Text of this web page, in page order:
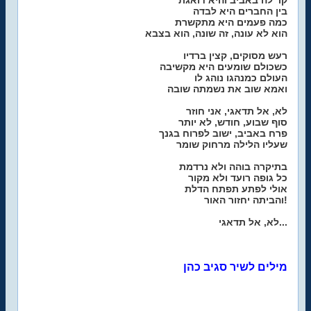
בין החברים היא לבדה
כמה פעמים היא מתקשרת
הוא לא עונה, זה שונה, הוא בצבא
רעש מסוקים, קצין ברדיו
כשכולם שומעים היא מקשיבה
העולם כמנהגו נוהג לו
ואמא שוב את נשמתה שובה
לא, אל תדאגי, אני חוזר
סוף שבוע, חודש, לא יותר
פרח באביב, ישוב לפרוח בגנך
שעליו הלילה מרחוק שומר
בתיקרה בוהה ולא נרדמת
כל גופה רועד ולא מקור
אולי לפתע תפתח הדלת
והביתה יחזור האור!
לא, אל תדאגי...
מילים לשיר סגיב כהן